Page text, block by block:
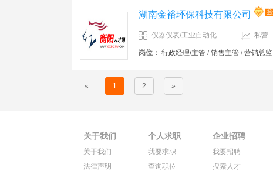
湖南金裕环保科技有限公司
仪器仪表/工业自动化 私营
岗位： 行政经理/主管 /销售主管 /营销总监
« 1 2 »
关于我们
关于我们
法律声明
个人求职
我要求职
查询职位
企业招聘
我要招聘
搜索人才